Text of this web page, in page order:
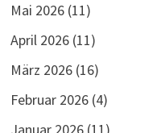
Mai 2026 (11)
April 2026 (11)
März 2026 (16)
Februar 2026 (4)